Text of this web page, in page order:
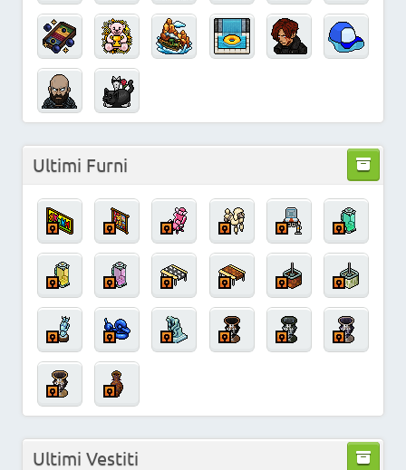
Ultimi Furni
Ultimi Vestiti